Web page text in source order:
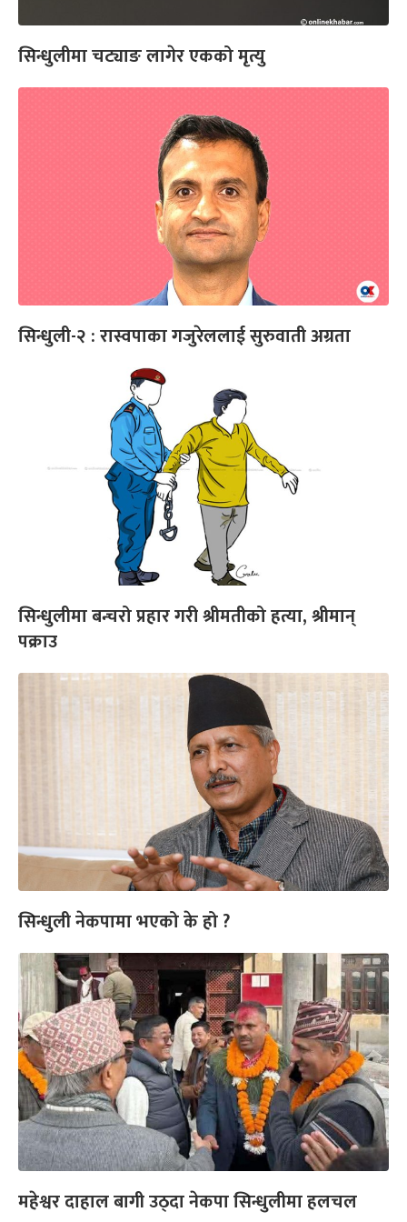
सिन्धुलीमा चट्याङ लागेर एकको मृत्यु
सिन्धुली-२ : रास्वपाका गजुरेललाई सुरुवाती अग्रता
सिन्धुलीमा बन्चरो प्रहार गरी श्रीमतीको हत्या, श्रीमान्
पक्राउ
सिन्धुली नेकपामा भएको के हो ?
महेश्वर दाहाल बागी उठ्दा नेकपा सिन्धुलीमा हलचल